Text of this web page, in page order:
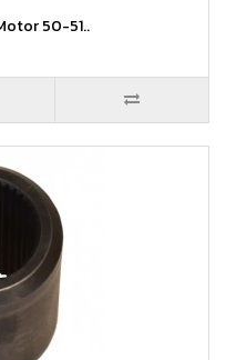
50-51..